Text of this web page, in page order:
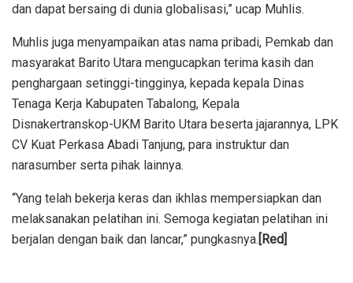
dan dapat bersaing di dunia globalisasi,” ucap Muhlis.
Muhlis juga menyampaikan atas nama pribadi, Pemkab dan
masyarakat Barito Utara mengucapkan terima kasih dan
penghargaan setinggi-tingginya, kepada kepala Dinas
Tenaga Kerja Kabupaten Tabalong, Kepala
Disnakertranskop-UKM Barito Utara beserta jajarannya, LPK
CV Kuat Perkasa Abadi Tanjung, para instruktur dan
narasumber serta pihak lainnya.
“Yang telah bekerja keras dan ikhlas mempersiapkan dan
melaksanakan pelatihan ini. Semoga kegiatan pelatihan ini
berjalan dengan baik dan lancar,” pungkasnya. [Red]